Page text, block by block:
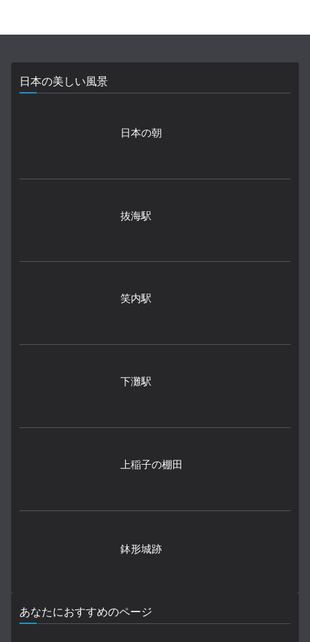
日本の美しい風景
日本の朝
抜海駅
笑内駅
下灘駅
上稲子の棚田
鉢形城跡
あなたにおすすめのページ